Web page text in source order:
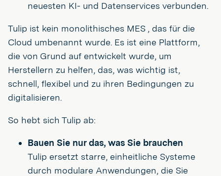
neuesten KI- und Datenservices verbunden.
Tulip ist kein monolithisches MES , das für die
Cloud umbenannt wurde. Es ist eine Plattform,
die von Grund auf entwickelt wurde, um
Herstellern zu helfen, das, was wichtig ist,
schnell, flexibel und zu ihren Bedingungen zu
digitalisieren.
So hebt sich Tulip ab:
Bauen Sie nur das, was Sie brauchen
Tulip ersetzt starre, einheitliche Systeme
durch modulare Anwendungen, die Sie